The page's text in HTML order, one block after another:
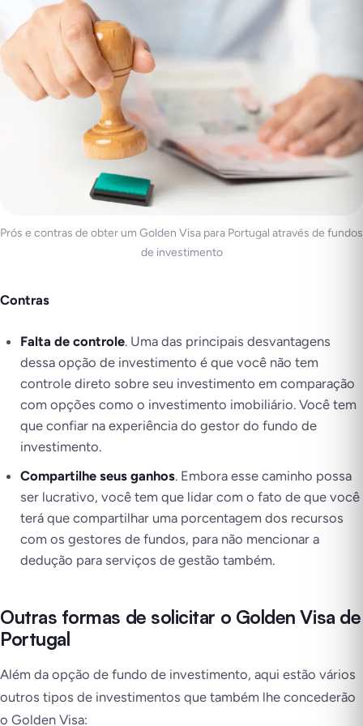
Prós e contras de obter um Golden Visa para Portugal através de fundos
de investimento
Contras
Falta de controle. Uma das principais desvantagens
dessa opção de investimento é que você não tem
controle direto sobre seu investimento em comparação
com opções como o investimento imobiliário. Você tem
que confiar na experiência do gestor do fundo de
investimento.
Compartilhe seus ganhos. Embora esse caminho possa
ser lucrativo, você tem que lidar com o fato de que você
terá que compartilhar uma porcentagem dos recursos
com os gestores de fundos, para não mencionar a
dedução para serviços de gestão também.
Outras formas de solicitar o Golden Visa de
Portugal
Além da opção de fundo de investimento, aqui estão vários
outros tipos de investimentos que também lhe concederão
o Golden Visa: